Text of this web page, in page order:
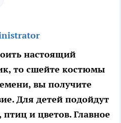
настоящий
то сшейте костюмы
вы получите
Для детей подойдут
и цветов. Главное